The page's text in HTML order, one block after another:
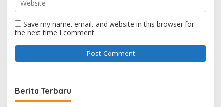
Save my name, email, and website in this browser for
the next time I comment.
Berita Terbaru